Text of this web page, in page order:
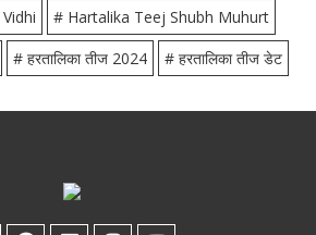
# Hartalika Teej Shubh Muhurt
# हरतालिका तीज 2024 # हरतालिका तीज डेट